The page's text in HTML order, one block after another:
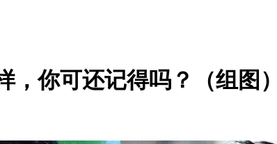
，你可还记得吗？（组图